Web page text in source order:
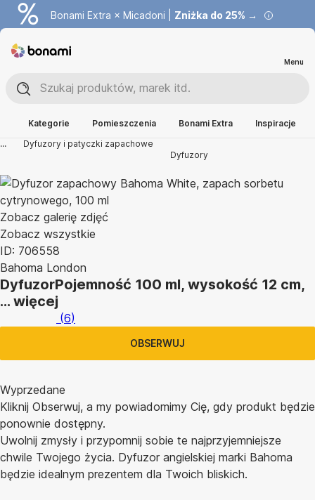
Bonami Extra × Micadoni | Zniżka do 25% →
Menu
Kategorie Pomieszczenia Bonami Extra
Inspiracje
...
Dyfuzory i patyczki zapachowe
Dyfuzory
Zobacz galerię zdjęć
Zobacz wszystkie
ID: 706558
Bahoma London
DyfuzorPojemność 100 ml, wysokość 12 cm,
… więcej
(6)
OBSERWUJ
Wyprzedane
Kliknij Obserwuj, a my powiadomimy Cię, gdy produkt będzie
ponownie dostępny.
Uwolnij zmysły i przypomnij sobie te najprzyjemniejsze
chwile Twojego życia. Dyfuzor angielskiej marki Bahoma
będzie idealnym prezentem dla Twoich bliskich.